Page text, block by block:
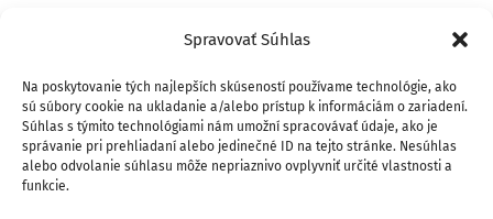
Spravovať Súhlas
Na poskytovanie tých najlepších skúseností používame technológie, ako
sú súbory cookie na ukladanie a/alebo prístup k informáciám o zariadení.
Súhlas s týmito technológiami nám umožní spracovávať údaje, ako je
správanie pri prehliadaní alebo jedinečné ID na tejto stránke. Nesúhlas
alebo odvolanie súhlasu môže nepriaznivo ovplyvniť určité vlastnosti a
funkcie.